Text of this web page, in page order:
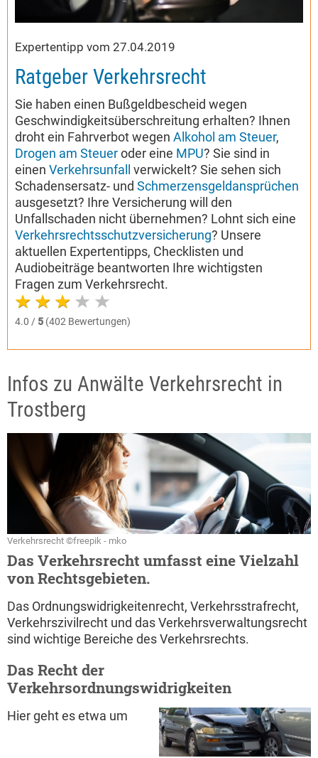
Expertentipp vom 27.04.2019
Ratgeber Verkehrsrecht
Sie haben einen Bußgeldbescheid wegen
Geschwindigkeitsüberschreitung erhalten? Ihnen
droht ein Fahrverbot wegen Alkohol am Steuer,
Drogen am Steueroder eine MPU? Sie sind in
einen Verkehrsunfall
verwickelt? Sie sehen sich
Schadensersatz- und Schmerzensgeldansprüchen
ausgesetzt? Ihre Versicherung will den
Unfallschaden nicht übernehmen? Lohnt sich eine
Verkehrsrechtsschutzversicherung? Unsere
aktuellen Expertentipps, Checklisten und
Audiobeiträge beantworten Ihre wichtigsten
Fragen zum Verkehrsrecht.
4.0 / 5 (402 Bewertungen)
Infos zu Anwälte Verkehrsrecht in
Trostberg
Verkehrsrecht ©freepik - mko
Das Verkehrsrecht umfasst eine Vielzahl
von Rechtsgebieten.
Das Ordnungswidrigkeitenrecht, Verkehrsstrafrecht,
Verkehrszivilrecht und das Verkehrsverwaltungsrecht
sind wichtige Bereiche des Verkehrsrechts.
Das Recht der
Verkehrsordnungswidrigkeiten
Hier geht es etwa um